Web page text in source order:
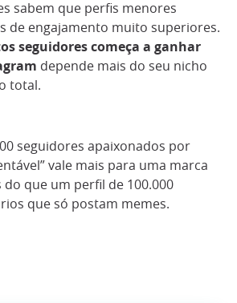
sabem que perfis menores
de engajamento muito superiores.
seguidores começa a ganhar
depende mais do seu nicho
total.
seguidores apaixonados por
vale mais para uma marca
do que um perfil de 100.000
que só postam memes.